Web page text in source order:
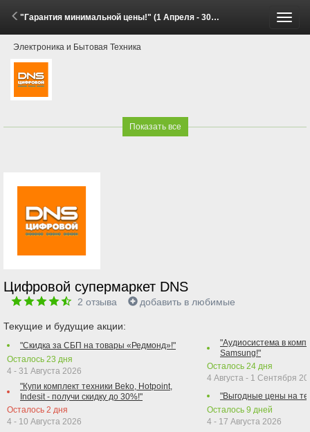
"Гарантия минимальной цены!" (1 Апреля - 30 Июня 2026)
Электроника и Бытовая Техника
Показать все
Цифровой супермаркет DNS
2 отзыва добавить в любимые
Текущие и будущие акции:
"Скидка за СБП на товары «Редмонд»!"
Осталось 23 дня
4 - 31 Августа 2026
"Купи комплект техники Beko, Hotpoint,
Indesit - получи скидку до 30%!"
Осталось 2 дня
4 - 10 Августа 2026
"Аудиосистема в
Samsung!"
Осталось 24 дня
4 Августа - 1 Сентября
"Выгодные цены на
Осталось 9 дней
4 - 17 Августа 2026